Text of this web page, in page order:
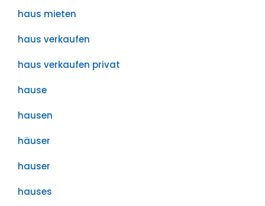
haus mieten
haus verkaufen
haus verkaufen privat
hause
hausen
häuser
hauser
hauses